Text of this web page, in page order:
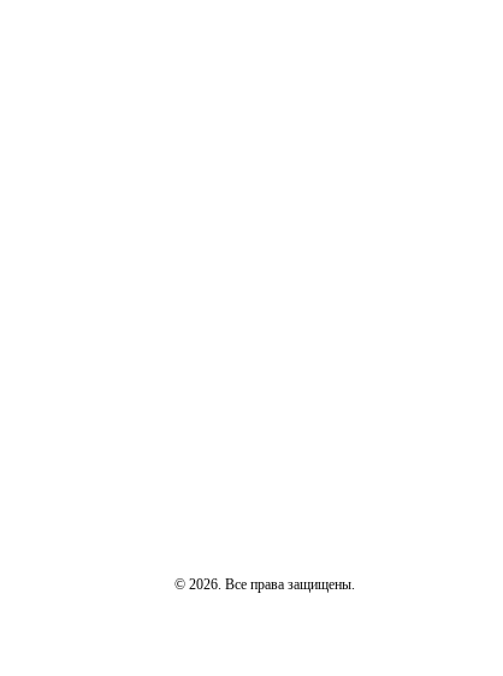
© 2026. Все права защищены.